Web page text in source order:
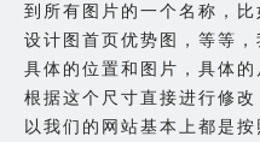
到所有图片的一个名称，
设计图首页优势图，等等
具体的位置和图片，具体
根据这个尺寸直接进行修
以我们的网站基本上都是